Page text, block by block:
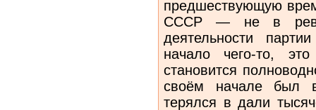
предшествующую
СССР — не в
деятельности
начало чего-то,
становится
своём начале был
терялся в дали